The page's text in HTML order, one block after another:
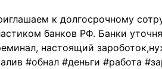
к долгосрочному
банков РФ. Банки
настоящий
#обнал #деньги #работа